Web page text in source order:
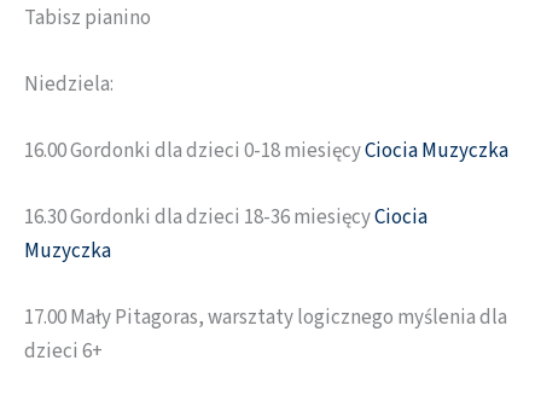
Tabisz pianino
Niedziela:
16.00 Gordonki dla dzieci 0-18 miesięcyCiocia Muzyczka
16.30 Gordonki dla dzieci 18-36 miesięcyCiocia
Muzyczka
17.00 Mały Pitagoras, warsztaty logicznego myślenia dla
dzieci 6+